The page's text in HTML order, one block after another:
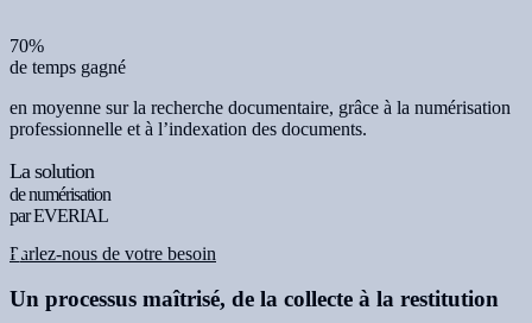
70%
de temps gagné
en moyenne sur la recherche documentaire, grâce à la numérisation
professionnelle et à l’indexation des documents.
La solution
de numérisation
par EVERIAL
Parlez-nous de votre besoin
Un processus maîtrisé, de la collecte à la restitution